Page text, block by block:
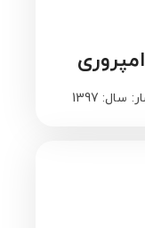
سال: 1397